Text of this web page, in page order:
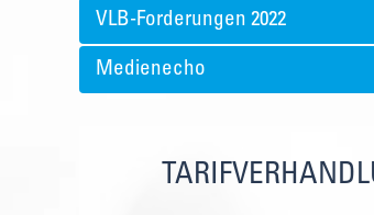
VLB-Forderungen 2022
Medienecho